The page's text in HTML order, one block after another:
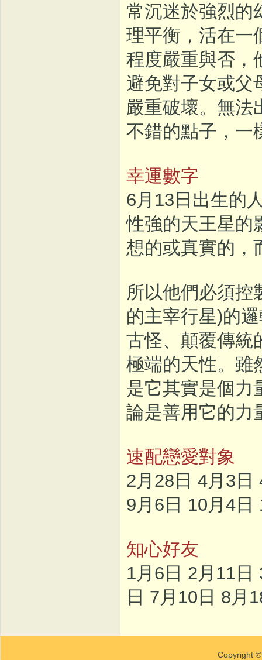
常沉迷於強烈的
理平衡，活在一
程度嚴重與否，
避免對子女或父
嚴重破壞。無法
不錯的點子，一
幸運數字
6月13日出生的
性強的天王星的
想的或真實的，
所以他們必須控
的主宰行星)的
古怪、顛覆傳統
極端的天性。雖
是它其實是個力
論是善用它的力
速配戀愛對象
2月28日 4月3日
9月6日 10月4日
知心好友
1月6日 2月11日
日 7月10日 8月
Copyright